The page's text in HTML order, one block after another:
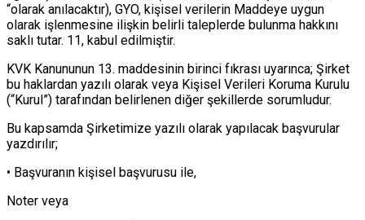
“olarak anılacaktır), GYO, kişisel verilerin Maddeye uygun
olarak işlenmesine ilişkin belirli taleplerde bulunma hakkını
saklı tutar. 11, kabul edilmiştir.
KVK Kanununun 13. maddesinin birinci fıkrası uyarınca; Şirket
bu haklardan yazılı olarak veya Kişisel Verileri Koruma Kurulu
(“Kurul”) tarafından belirlenen diğer şekillerde sorumludur.
Bu kapsamda Şirketimize yazılı olarak yapılacak başvurular
yazdırılır;
• Başvuranın kişisel başvurusu ile,
Noter veya